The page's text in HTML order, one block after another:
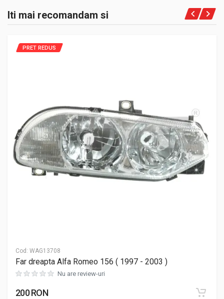
Iti mai recomandam si
Cod: WAG13708
PRET REDUS
Far dreapta Alfa Romeo 156 ( 1997 - 2003 )
Nu are review-uri
200 RON